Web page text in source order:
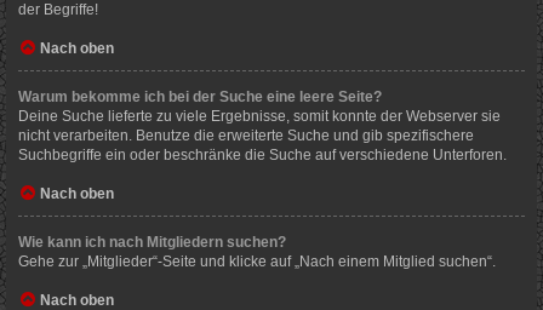
der Begriffe!
Nach oben
Warum bekomme ich bei der Suche eine leere Seite?
Deine Suche lieferte zu viele Ergebnisse, somit konnte der Webserver sie
nicht verarbeiten. Benutze die erweiterte Suche und gib spezifischere
Suchbegriffe ein oder beschränke die Suche auf verschiedene Unterforen.
Nach oben
Wie kann ich nach Mitgliedern suchen?
Gehe zur „Mitglieder“-Seite und klicke auf „Nach einem Mitglied suchen“.
Nach oben